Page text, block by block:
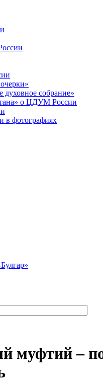
духовное собрание»
о ЦДУМ России
фотографиях
муфтий –